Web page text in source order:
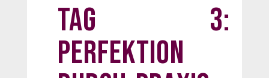
Tag 3:
Perfektion